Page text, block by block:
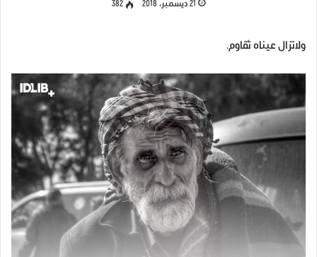
21 ديسمبر، 2018 382
ولاتزال عيناه تُقاوم.